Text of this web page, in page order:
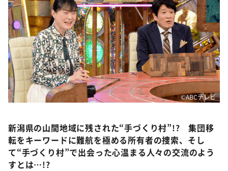
ＬＩＦＥ～夢のカタチ～
新婚さんいらっしゃい！
ポツンと一軒家
ザキ山小屋本館
ぺこぱのまるスポ
アナ回覧板
©ABCテレビ
新潟県の山間地域に残された“手づくり村”!? 集団移
転をキーワードに難航を極める所有者の捜索、そし
て“手づくり村”で出会った心温まる人々の交流のよう
すとは…!?